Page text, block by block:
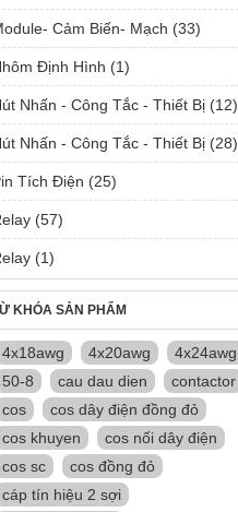
Cảm Biến- Mạch (33)
Định Hình (1)
Nhấn - Công Tắc - Thiết Bị (12)
Nhấn - Công Tắc - Thiết Bị (28)
Tích Điện (25)
(57)
(1)
KHÓA SẢN PHẨM
4x18awg 4x20awg
4x24awg
50-8
cau dau dien
contactor
cos
cos dây điện đồng đỏ
cos khuyen
cos nối dây điện
cos sc
cos đồng đỏ
cáp tín hiệu 2 sợi